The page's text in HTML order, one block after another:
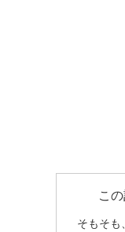
こ
そもそも